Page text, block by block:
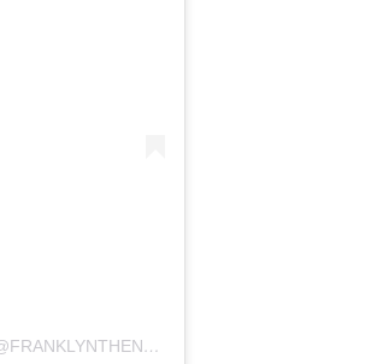
UMA PUBLICAÇÃO COMPARTILHADA POR FRANKLYN (@FRANKLYNTHENEWF)